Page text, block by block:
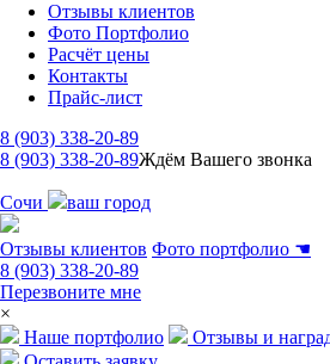
Отзывы клиентов
Фото Портфолио
Расчёт цены
Контакты
Прайс-лист
8 (903) 338-20-89
8 (903) 338-20-89Ждём Вашего звонка
Сочи ваш город
Отзывы клиентов Фото портфолио ☚
8 (903) 338-20-89
Перезвоните мне
×
Наше портфолио
Отзывы и